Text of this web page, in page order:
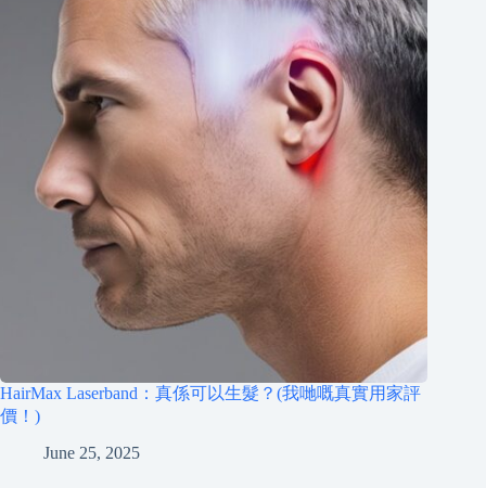
HairMax Laserband：真係可以生髮？(我哋嘅真實用家評
價！)
June 25, 2025